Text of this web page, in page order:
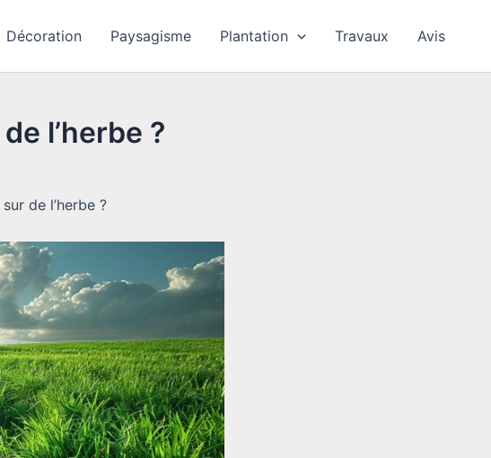
Décoration Paysagisme Plantation Travaux Avis
l’herbe ?
de l’herbe ?